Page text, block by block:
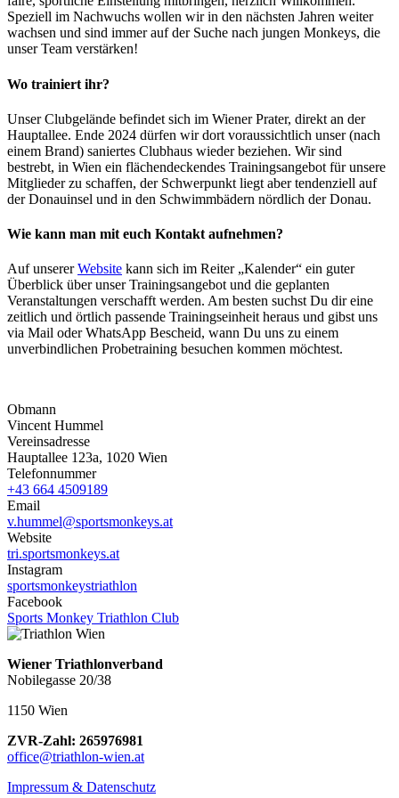
Speziell im Nachwuchs wollen wir in den nächsten Jahren weiter
wachsen und sind immer auf der Suche nach jungen Monkeys, die
unser Team verstärken!
Wo trainiert ihr?
Unser Clubgelände befindet sich im Wiener Prater, direkt an der
Hauptallee. Ende 2024 dürfen wir dort voraussichtlich unser (nach
einem Brand) saniertes Clubhaus wieder beziehen. Wir sind
bestrebt, in Wien ein flächendeckendes Trainingsangebot für unsere
Mitglieder zu schaffen, der Schwerpunkt liegt aber tendenziell auf
der Donauinsel und in den Schwimmbädern nördlich der Donau.
Wie kann man mit euch Kontakt aufnehmen?
Auf unsererWebsite kann sich im Reiter „Kalender“ ein guter
Überblick über unser Trainingsangebot und die geplanten
Veranstaltungen verschafft werden. Am besten suchst Du dir eine
zeitlich und örtlich passende Trainingseinheit heraus und gibst uns
via Mail oder WhatsApp Bescheid, wann Du uns zu einem
unverbindlichen Probetraining besuchen kommen möchtest.
Obmann
Vincent Hummel
Vereinsadresse
Hauptallee 123a, 1020 Wien
Telefonnummer
+43 664 4509189
Email
v.hummel@sportsmonkeys.at
Website
tri.sportsmonkeys.at
Instagram
sportsmonkeystriathlon
Facebook
Sports Monkey Triathlon Club
Wiener Triathlonverband
Nobilegasse 20/38
1150 Wien
ZVR-Zahl: 265976981
office@triathlon-wien.at
Impressum & Datenschutz